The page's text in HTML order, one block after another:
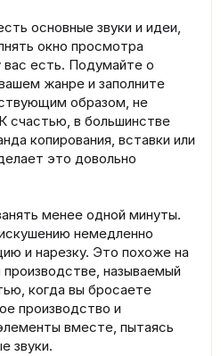
основные звуки и идеи,
окно просмотра
есть. Подумайте о
жанре и заполните
образом, не
счастью, в большинстве
копирования, вставки или
это довольно
менее одной минуты.
немедленно
и нарезку. Это похоже на
называемый
когда вы бросаете
производство и
вместе, пытаясь
звуки.